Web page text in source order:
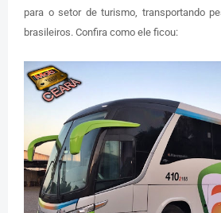
para o setor de turismo, transportando
brasileiros. Confira como ele ficou: